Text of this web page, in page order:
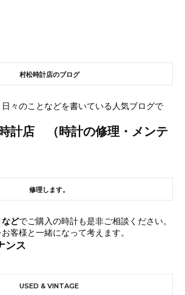
村松時計店のブログ
々のことなどを書いている人気ブログで
計店 （時計の修理・メンテ
修理します。
どでご購入の時計も是非ご相談ください。
客様と一緒になって考えます。
ンス
USED & VINTAGE